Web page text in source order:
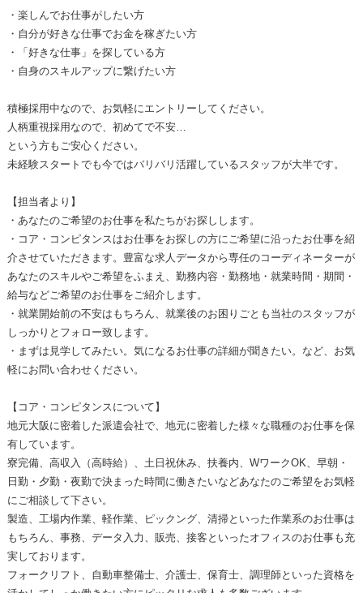
・楽しんでお仕事がしたい方
・自分が好きな仕事でお金を稼ぎたい方
・「好きな仕事」を探している方
・自身のスキルアップに繋げたい方
積極採用中なので、お気軽にエントリーしてください。
人柄重視採用なので、初めてで不安…
という方もご安心ください。
未経験スタートでも今ではバリバリ活躍しているスタッフが大半です。
【担当者より】
・あなたのご希望のお仕事を私たちがお探しします。
・コア・コンピタンスはお仕事をお探しの方にご希望に沿ったお仕事を紹
介させていただきます。豊富な求人データから専任のコーディネーターが
あなたのスキルやご希望をふまえ、勤務内容・勤務地・就業時間・期間・
給与などご希望のお仕事をご紹介します。
・就業開始前の不安はもちろん、就業後のお困りごとも当社のスタッフが
しっかりとフォロー致します。
・まずは見学してみたい。気になるお仕事の詳細が聞きたい。など、お気
軽にお問い合わせください。
【コア・コンピタンスについて】
地元大阪に密着した派遣会社で、地元に密着した様々な職種のお仕事を保
有しています。
寮完備、高収入（高時給）、土日祝休み、扶養内、WワークOK、早朝・
日勤・夕勤・夜勤で決まった時間に働きたいなどあなたのご希望をお気軽
にご相談して下さい。
製造、工場内作業、軽作業、ピックング、清掃といった作業系のお仕事は
もちろん、事務、データ入力、販売、接客といったオフィスのお仕事も充
実しております。
フォークリフト、自動車整備士、介護士、保育士、調理師といった資格を